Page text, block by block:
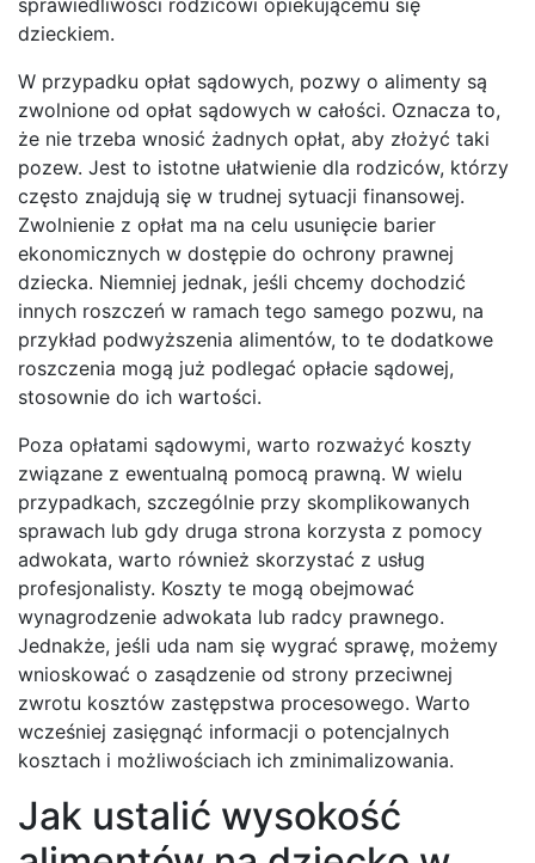
dzieckiem.
W przypadku opłat sądowych, pozwy o alimenty są
zwolnione od opłat sądowych w całości. Oznacza to,
że nie trzeba wnosić żadnych opłat, aby złożyć taki
pozew. Jest to istotne ułatwienie dla rodziców, którzy
często znajdują się w trudnej sytuacji finansowej.
Zwolnienie z opłat ma na celu usunięcie barier
ekonomicznych w dostępie do ochrony prawnej
dziecka. Niemniej jednak, jeśli chcemy dochodzić
innych roszczeń w ramach tego samego pozwu, na
przykład podwyższenia alimentów, to te dodatkowe
roszczenia mogą już podlegać opłacie sądowej,
stosownie do ich wartości.
Poza opłatami sądowymi, warto rozważyć koszty
związane z ewentualną pomocą prawną. W wielu
przypadkach, szczególnie przy skomplikowanych
sprawach lub gdy druga strona korzysta z pomocy
adwokata, warto również skorzystać z usług
profesjonalisty. Koszty te mogą obejmować
wynagrodzenie adwokata lub radcy prawnego.
Jednakże, jeśli uda nam się wygrać sprawę, możemy
wnioskować o zasądzenie od strony przeciwnej
zwrotu kosztów zastępstwa procesowego. Warto
wcześniej zasięgnąć informacji o potencjalnych
kosztach i możliwościach ich zminimalizowania.
Jak ustalić wysokość